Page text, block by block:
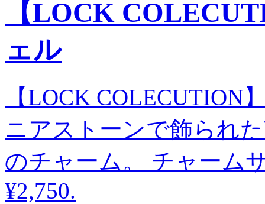
【LOCK
ェル
【LOCK
ニアストーンで飾られ
のチャーム。 チャーム
¥2,750.